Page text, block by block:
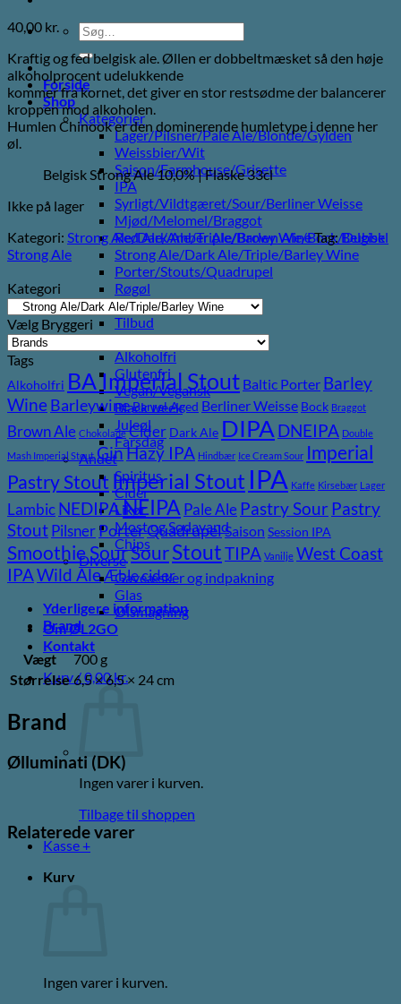
Søg
efter:
Forside
Shop
Kategorier
Lager/Pilsner/Pale Ale/Blonde/Gylden
Weissbier/Wit
Saison/Farmhouse/Grisette
IPA
Syrligt/Vildtgæret/Sour/Berliner Weisse
Mjød/Melomel/Braggot
Red Ale/Amber Ale/Brown Ale/Bock/Dubbel
Strong Ale/Dark Ale/Triple/Barley Wine
Porter/Stouts/Quadrupel
Røgøl
Øl
Tilbud
6pack2go
Alkoholfri
Glutenfri
Vegan/Vegansk
Black week
Juleøl
Farsdag
Andet
Spiritus
Cider
Likør
Most og Sodavand
Chips
Diverse
Gaveæsker og indpakning
Glas
Ølsmagning
Om ØL2GO
Kontakt
Kurv /0,00kr.
Ingen varer i kurven.
Tilbage til shoppen
Kasse +
Kurv
Ingen varer i kurven.
40,00 kr.
Kraftig og fed belgisk ale. Øllen er dobbeltmæsket så den høje
alkoholprocent udelukkende
kommer fra kornet, det giver en stor restsødme der balancerer
kroppen mod alkoholen.
Humlen Chinook er den dominerende humletype i denne her
øl.
Belgisk Strong Ale 10,0% | Flaske 33cl
Ikke på lager
Kategori: Strong Ale/Dark Ale/Triple/Barley WineTag:Belgisk
Strong Ale
Kategori
Vælg Bryggeri
Tags
Alkoholfri BA Imperial Stout Baltic Porter Barley
Wine BarleywineBarrel Aged Berliner Weisse Bock Braggot
Brown Ale Chokolade Cider Dark Ale DIPA DNEIPA Double
Mash Imperial Stout GinHazy IPA Hindbær Ice Cream Sour Imperial
Pastry Stout Imperial Stout IPA Kaffe Kirsebær Lager
LambicNEDIPANEIPA Pale Ale Pastry Sour Pastry
StoutPilsnerPorterQuadrupelSaison Session IPA
Smoothie SourSourStoutTIPA Vanilje West Coast
IPAWild AleÆble cider
Yderligere information
Brand
Vægt
700 g
Størrelse 6,5 × 6,5 × 24 cm
Brand
Ølluminati (DK)
Relaterede varer